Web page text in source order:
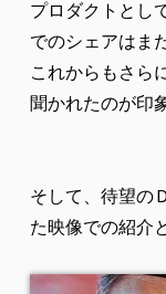
プロダクトとし
でのシェアはま
これからもさら
聞かれたのが印
そして、待望の
た映像での紹介